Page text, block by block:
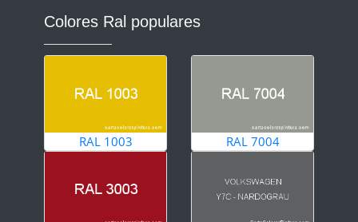
Colores Ral populares
RAL 1003 RAL 7004